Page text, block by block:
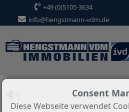
+49 (0)5105-3634
info@hengstmann-vdm.de
Zurück zur
Consent
Diese Webseite verwendet